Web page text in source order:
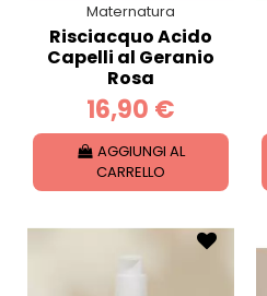
Maternatura
Risciacquo Acido
Capelli al Geranio
Rosa
16,90 €
AGGIUNGI AL
CARRELLO